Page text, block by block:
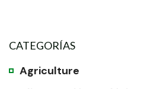
CATEGORÍAS
Agriculture